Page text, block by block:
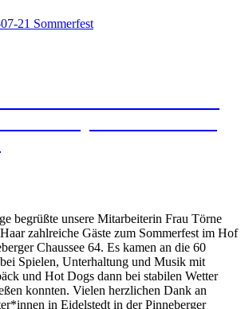
begrüßte unsere Mitarbeiterin Frau Törne
zahlreiche Gäste zum Sommerfest im Hof
Chaussee 64. Es kamen an die 60
Spielen, Unterhaltung und Musik mit
und Hot Dogs dann bei stabilen Wetter
konnten. Vielen herzlichen Dank an
in Eidelstedt in der Pinneberger